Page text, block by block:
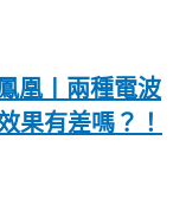
凰〡兩種電波
果有差嗎？！